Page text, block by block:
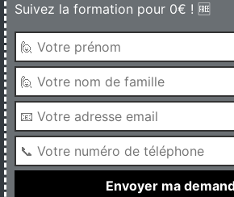
Suivez la formation pour 0€ ! 🆓